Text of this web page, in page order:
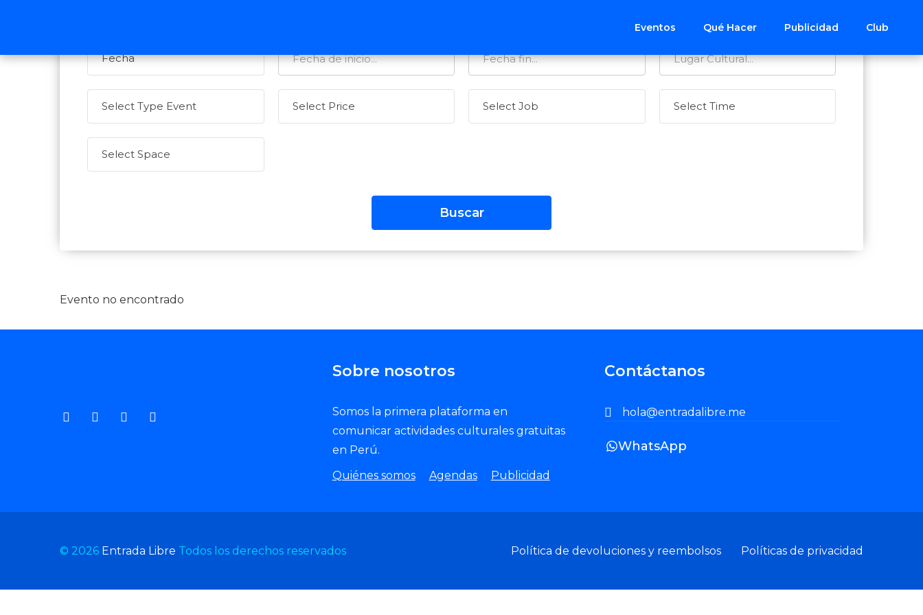
Eventos Qué Hacer Publicidad Club
Evento no encontrado
Sobre nosotros
Somos la primera plataforma en
comunicar actividades culturales gratuitas
en Perú.
Quiénes somos
Agendas Publicidad
Contáctanos
hola@entradalibre.me
WhatsApp
© 2026 Entrada Libre Todos los derechos reservados Política de devoluciones y reembolsos Políticas de privacidad